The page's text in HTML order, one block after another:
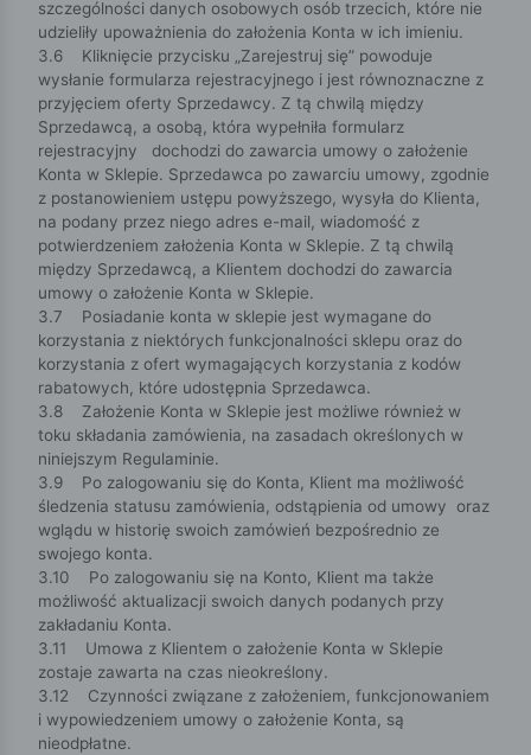
szczególności danych osobowych osób trzecich, które nie
udzieliły upoważnienia do założenia Konta w ich imieniu.
3.6 Kliknięcie przycisku „Zarejestruj się” powoduje
wysłanie formularza rejestracyjnego i jest równoznaczne z
przyjęciem oferty Sprzedawcy. Z tą chwilą między
Sprzedawcą, a osobą, która wypełniła formularz
rejestracyjny dochodzi do zawarcia umowy o założenie
Konta w Sklepie. Sprzedawca po zawarciu umowy, zgodnie
z postanowieniem ustępu powyższego, wysyła do Klienta,
na podany przez niego adres e-mail, wiadomość z
potwierdzeniem założenia Konta w Sklepie. Z tą chwilą
między Sprzedawcą, a Klientem dochodzi do zawarcia
umowy o założenie Konta w Sklepie.
3.7 Posiadanie konta w sklepie jest wymagane do
korzystania z niektórych funkcjonalności sklepu oraz do
korzystania z ofert wymagających korzystania z kodów
rabatowych, które udostępnia Sprzedawca.
3.8 Założenie Konta w Sklepie jest możliwe również w
toku składania zamówienia, na zasadach określonych w
niniejszym Regulaminie.
3.9 Po zalogowaniu się do Konta, Klient ma możliwość
śledzenia statusu zamówienia, odstąpienia od umowy oraz
wglądu w historię swoich zamówień bezpośrednio ze
swojego konta.
3.10 Po zalogowaniu się na Konto, Klient ma także
możliwość aktualizacji swoich danych podanych przy
zakładaniu Konta.
3.11 Umowa z Klientem o założenie Konta w Sklepie
zostaje zawarta na czas nieokreślony.
3.12 Czynności związane z założeniem, funkcjonowaniem
i wypowiedzeniem umowy o założenie Konta, są
nieodpłatne.